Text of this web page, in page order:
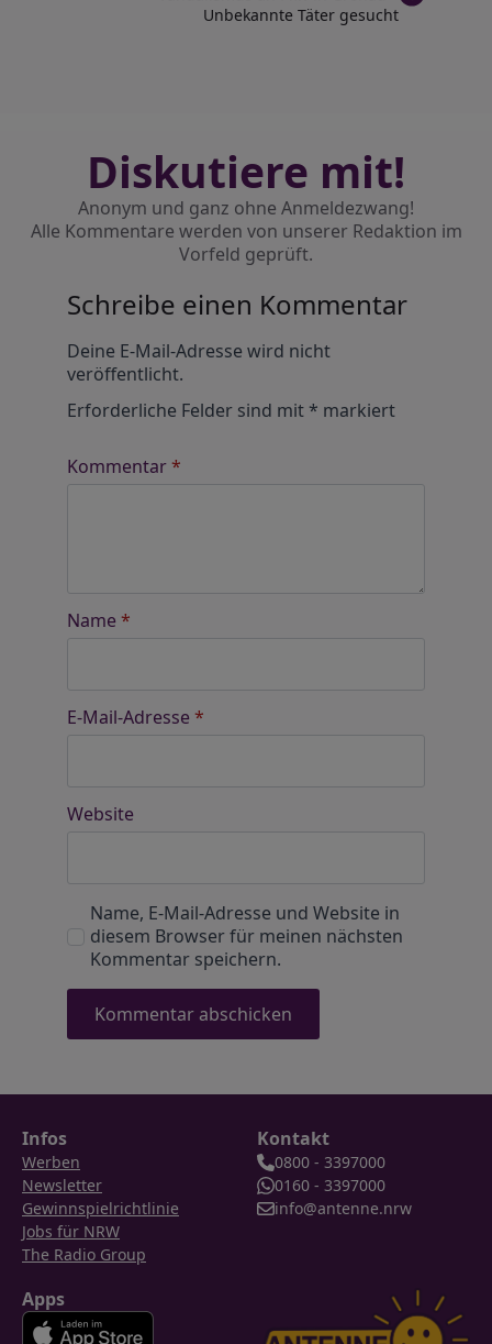
Unbekannte Täter gesucht
Diskutiere mit!
Anonym und ganz ohne Anmeldezwang!
Alle Kommentare werden von unserer Redaktion im
Vorfeld geprüft.
Schreibe einen Kommentar
Deine E-Mail-Adresse wird nicht
veröffentlicht.
Erforderliche Felder sind mit* markiert
Kommentar*
Name *
E-Mail-Adresse *
Website
Name, E-Mail-Adresse und Website in
diesem Browser für meinen nächsten
Kommentar speichern.
Infos
Werben
Newsletter
Gewinnspielrichtlinie
Jobs für NRW
The Radio Group
Kontakt
0800 - 3397000
0160 - 3397000
info@antenne.nrw
Apps